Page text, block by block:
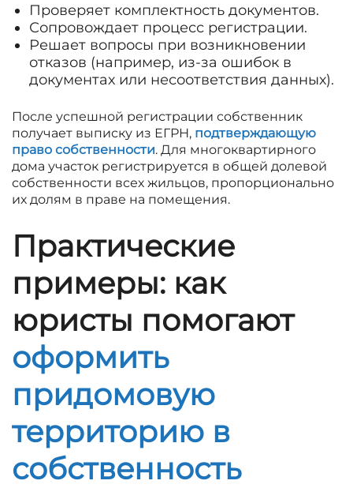
Проверяет комплектность документов.
Сопровождает процесс регистрации.
Решает вопросы при возникновении
отказов (например, из-за ошибок в
документах или несоответствия данных).
После успешной регистрации собственник
получает выписку из ЕГРН, подтверждающую
право собственности. Для многоквартирного
дома участок регистрируется в общей долевой
собственности всех жильцов, пропорционально
их долям в праве на помещения.
Практические
примеры: как
юристы помогают
оформить
придомовую
территорию в
собственность